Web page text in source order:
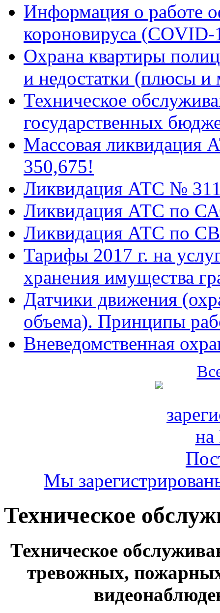
Информация о работе
короновируса (COVID-
Охрана квартиры
и недостатки (плюсы
Техническое
государственных
Массовая
350,675!
Ликвидация АТС №
Ликвидация АТС по
Ликвидация АТС по
Тарифы 2017 г. на
хранения имущества
Датчики движения
объема). Принципы
Вневедомственная
Мы
Техническое
Техническое
тревожных,